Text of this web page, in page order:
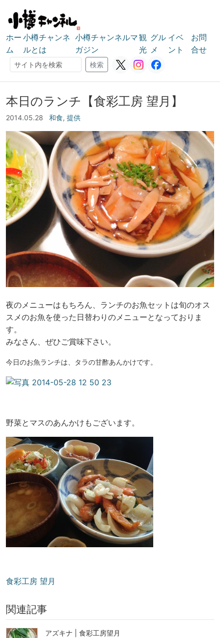
ホー
ム
小樽チャンネ
ルとは
小樽チャンネルマ
ガジン
観
光
グル
メ
イベ
ント
お問
合せ
検索
検索
本日のランチ【食彩工房 望月】
2014.05.28 和食, 提供
夜のメニューはもちろん、ランチのお魚セットは旬のオス
スメのお魚を使った日替わりのメニューとなっておりま
す。
みなさん、ぜひご賞味下さい。
今日のお魚ランチは、タラの甘酢あんかけです。
野菜とマスのあんかけもございます。
食彩工房 望月
関連記事
アズキナ | 食彩工房望月